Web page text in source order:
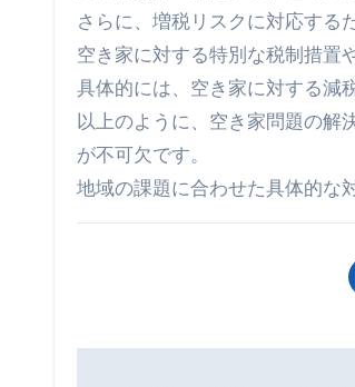
さらに、増税リスクに対応する
空き家に対する特別な税制措置
具体的には、空き家に対する減
以上のように、空き家問題の解
が不可欠です。
地域の課題に合わせた具体的な